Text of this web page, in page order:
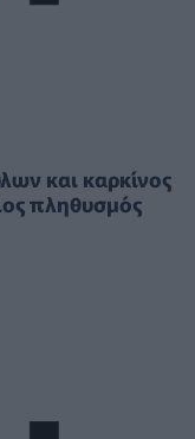
και καρκίνος
πληθυσμός